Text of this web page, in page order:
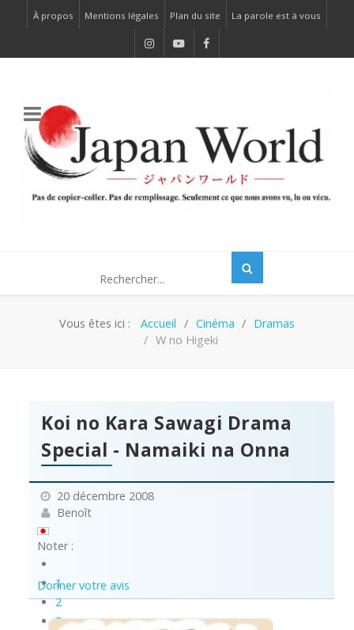
À propos Mentions légales Plan du site La parole est à vous
Vous êtes ici : Accueil Cinéma
Dramas
W no Higeki
Koi no Kara Sawagi Drama
Special - Namaiki na Onna
20 décembre 2008
Benoît
Noter :
1
2
3
Donner votre avis